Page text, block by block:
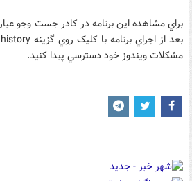
مشکلات ويندوز خود دسترسي پيدا کنيد.